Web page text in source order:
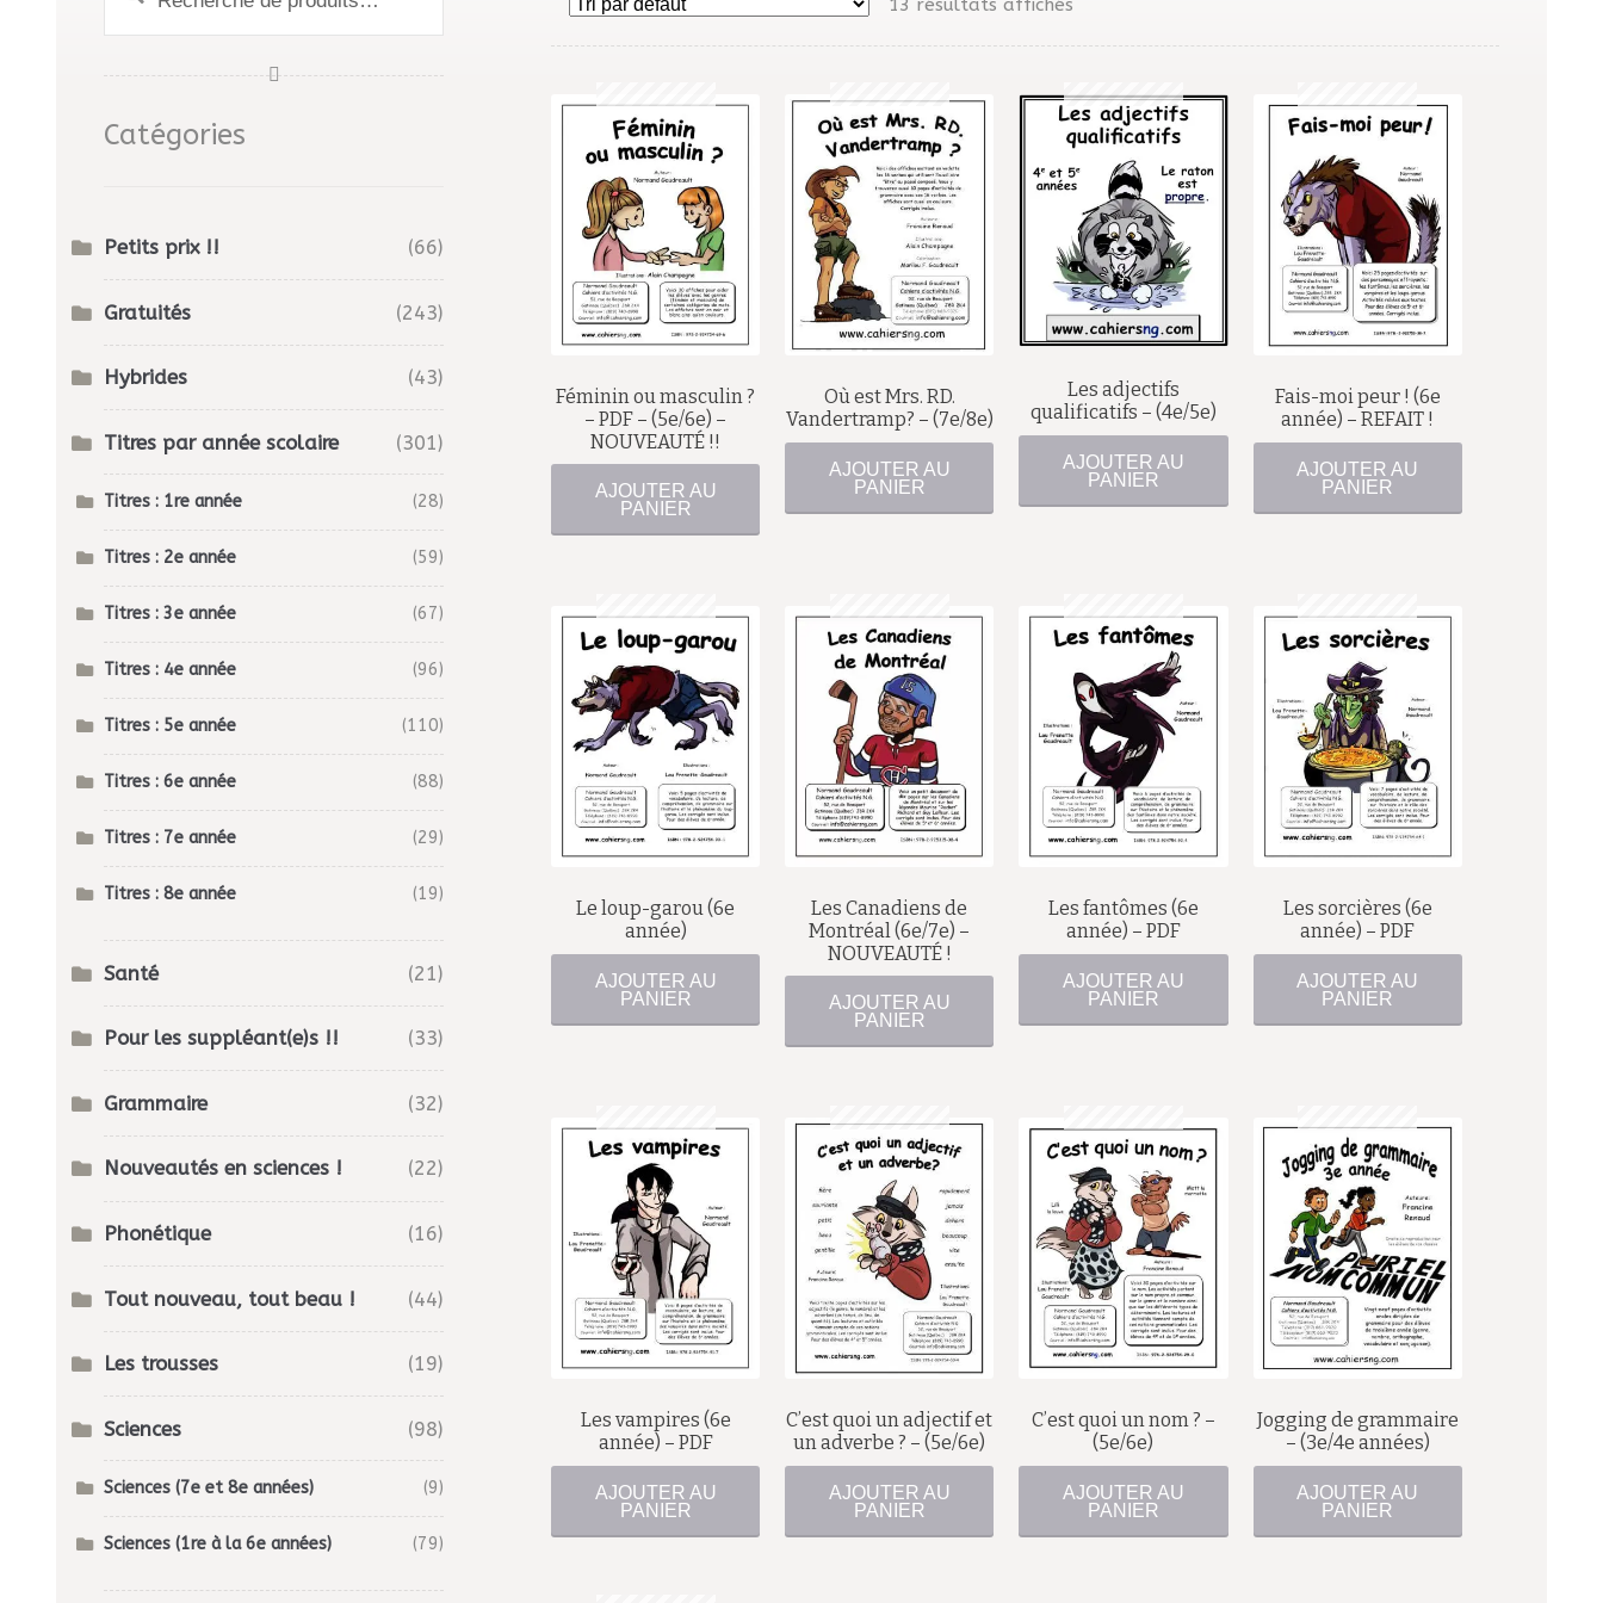
13 résultats affichés
Féminin ou masculin ?
– PDF – (5e/6e) –
NOUVEAUTÉ !!
$
AJOUTER AU
PANIER
Où est Mrs. RD.
Vandertramp? – (7e/8e)
AJOUTER AU
PANIER
Les adjectifs
qualificatifs – (4e/5e)
AJOUTER AU
PANIER
Fais-moi peur ! (6e
année) – REFAIT !
AJOUTER AU
PANIER
Le loup-garou (6e
année)
AJOUTER AU
PANIER
Les Canadiens de
Montréal (6e/7e) –
NOUVEAUTÉ !
$
AJOUTER AU
PANIER
Les fantômes (6e
année) – PDF
AJOUTER AU
PANIER
Les sorcières (6e
année) – PDF
AJOUTER AU
PANIER
Les vampires (6e
année) – PDF
AJOUTER AU
PANIER
C’est quoi un adjectif et
un adverbe ? – (5e/6e)
AJOUTER AU
PANIER
C’est quoi un nom ? –
(5e/6e)
AJOUTER AU
PANIER
Jogging de grammaire
– (3e/4e années)
AJOUTER AU
PANIER
pour :
Catégories
Petits prix !! (66)
Gratuités (243)
Hybrides (43)
Titres par année scolaire (301)
Titres : 1re année (28)
Titres : 2e année (59)
Titres : 3e année (67)
Titres : 4e année (96)
Titres : 5e année (110)
Titres : 6e année (88)
Titres : 7e année (29)
Titres : 8e année (19)
Santé (21)
Pour les suppléant(e)s !! (33)
Grammaire (32)
Nouveautés en sciences ! (22)
Phonétique (16)
Tout nouveau, tout beau ! (44)
Les trousses (19)
Sciences (98)
Sciences (7e et 8e années) (9)
Sciences (1re à la 6e années) (79)